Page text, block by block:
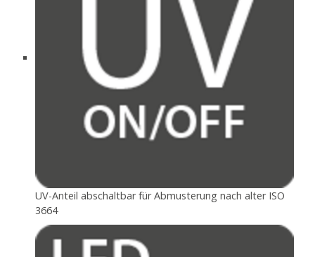
UV-Anteil abschaltbar für Abmusterung nach alter ISO
3664